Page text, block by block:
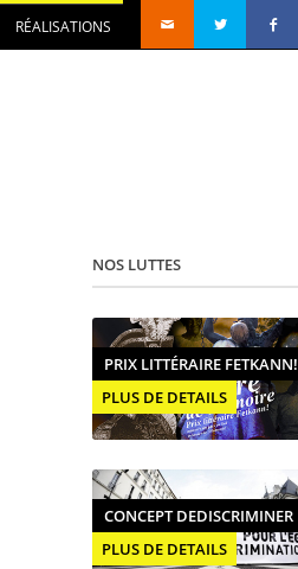
RÉALISATIONS
NOS LUTTES
PRIX LITTÉRAIRE FETKANN!
PLUS DE DETAILS
CONCEPT DEDISCRIMINER
PLUS DE DETAILS